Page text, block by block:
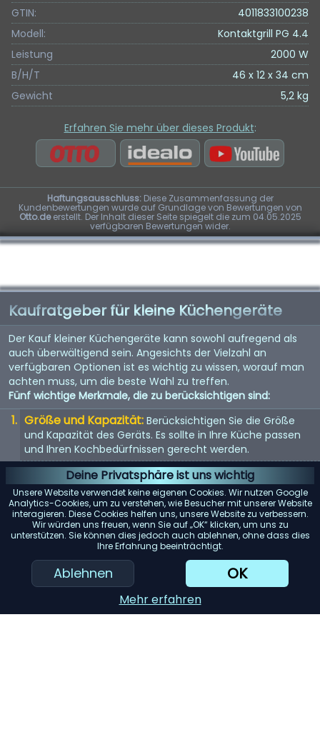
Deine Privatsphäre ist uns wichtig
Unsere Website verwendet keine eigenen Cookies. Wir nutzen Google
Analytics-Cookies, um zu verstehen, wie Besucher mit unserer Website
interagieren. Diese Cookies helfen uns, unsere Website zu verbessern.
Wir würden uns freuen, wenn Sie auf „OK“ klicken, um uns zu
unterstützen. Sie können dies jedoch auch ablehnen, ohne dass dies
Ihre Erfahrung beeinträchtigt.
Ablehnen OK
Mehr erfahren
GTIN:
4011833100238
Modell:
Kontaktgrill PG 4.4
Leistung
2000 W
B/H/T
46 x 12 x 34 cm
Gewicht
5,2 kg
Erfahren Sie mehr über dieses Produkt:
Haftungsausschluss:Diese Zusammenfassung der
Kundenbewertungen wurde auf Grundlage von Bewertungen von
Otto.deerstellt. Der Inhalt dieser Seite spiegelt die zum 04.05.2025
verfügbaren Bewertungen wider.
Kaufratgeber für kleine Küchengeräte
Der Kauf kleiner Küchengeräte kann sowohl aufregend als
auch überwältigend sein. Angesichts der Vielzahl an
verfügbaren Optionen ist es wichtig zu wissen, worauf man
achten muss, um die beste Wahl zu treffen.
Fünf wichtige Merkmale, die zu berücksichtigen sind:
Größe und Kapazität: Berücksichtigen Sie die Größe
und Kapazität des Geräts. Es sollte in Ihre Küche passen
und Ihren Kochbedürfnissen gerecht werden.
Energieeffizienz: Energieeffiziente Geräte sparen nicht
nur Geld bei der Stromrechnung, sondern sind auch
umweltfreundlich.
Benutzerfreundlichkeit: Suchen Sie nach Geräten mit
benutzerfreundlichen Bedienelementen und Funktionen.
Sie sollten einfach zu bedienen und zu reinigen sein.
KI-Einkaufsassistent